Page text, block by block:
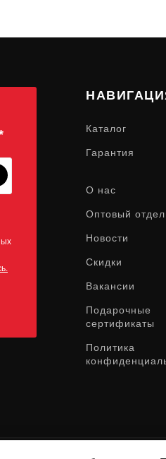
Каталог
Гарантия
О нас
Оптовый отдел
Новости
Скидки
Вакансии
Подарочные
сертификаты
Политика